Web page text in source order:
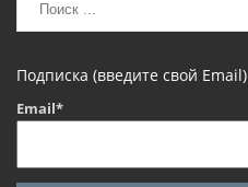
Подписка (введите свой Email)
Email*